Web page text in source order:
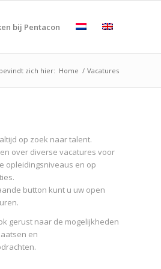
bij Pentacon
zich hier: Home / Vacatures
op zoek naar talent.
over diverse vacatures voor
opleidingsniveaus en op
button kunt u uw open
gerust naar de mogelijkheden
en